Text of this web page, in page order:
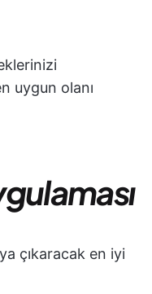
uygun olanı
çıkaracak en iyi